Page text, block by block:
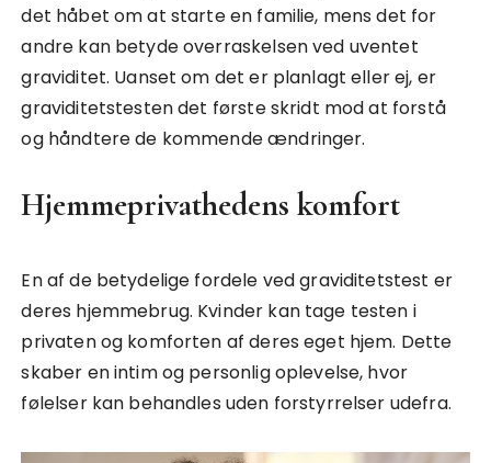
det håbet om at starte en familie, mens det for
andre kan betyde overraskelsen ved uventet
graviditet. Uanset om det er planlagt eller ej, er
graviditetstesten det første skridt mod at forstå
og håndtere de kommende ændringer.
Hjemmeprivathedens komfort
En af de betydelige fordele ved graviditetstest er
deres hjemmebrug. Kvinder kan tage testen i
privaten og komforten af deres eget hjem. Dette
skaber en intim og personlig oplevelse, hvor
følelser kan behandles uden forstyrrelser udefra.